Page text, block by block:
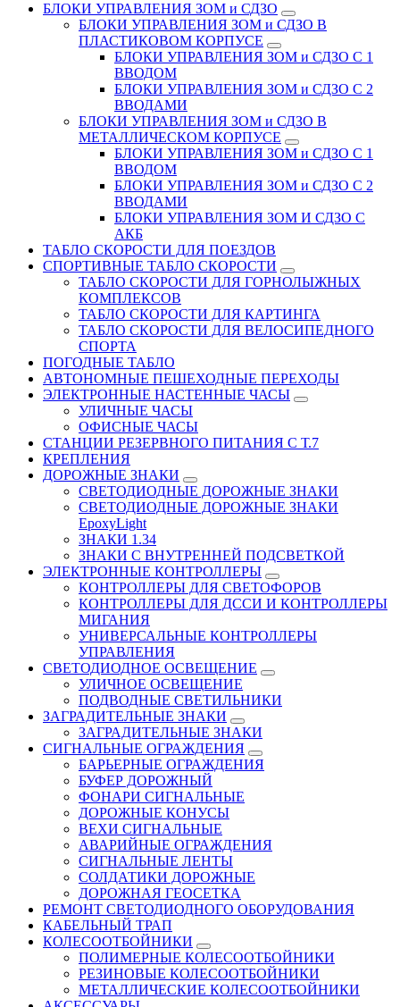
БЛОКИ УПРАВЛЕНИЯ ЗОМ и СДЗО
БЛОКИ УПРАВЛЕНИЯ ЗОМ и СДЗО В
ПЛАСТИКОВОМ КОРПУСЕ
БЛОКИ УПРАВЛЕНИЯ ЗОМ и СДЗО С 1
ВВОДОМ
БЛОКИ УПРАВЛЕНИЯ ЗОМ и СДЗО С 2
ВВОДАМИ
БЛОКИ УПРАВЛЕНИЯ ЗОМ и СДЗО В
МЕТАЛЛИЧЕСКОМ КОРПУСЕ
БЛОКИ УПРАВЛЕНИЯ ЗОМ и СДЗО С 1
ВВОДОМ
БЛОКИ УПРАВЛЕНИЯ ЗОМ и СДЗО С 2
ВВОДАМИ
БЛОКИ УПРАВЛЕНИЯ ЗОМ И СДЗО С
АКБ
ТАБЛО СКОРОСТИ ДЛЯ ПОЕЗДОВ
СПОРТИВНЫЕ ТАБЛО СКОРОСТИ
ТАБЛО СКОРОСТИ ДЛЯ ГОРНОЛЫЖНЫХ
КОМПЛЕКСОВ
ТАБЛО СКОРОСТИ ДЛЯ КАРТИНГА
ТАБЛО СКОРОСТИ ДЛЯ ВЕЛОСИПЕДНОГО
СПОРТА
ПОГОДНЫЕ ТАБЛО
АВТОНОМНЫЕ ПЕШЕХОДНЫЕ ПЕРЕХОДЫ
ЭЛЕКТРОННЫЕ НАСТЕННЫЕ ЧАСЫ
УЛИЧНЫЕ ЧАСЫ
ОФИСНЫЕ ЧАСЫ
СТАНЦИИ РЕЗЕРВНОГО ПИТАНИЯ С Т.7
КРЕПЛЕНИЯ
ДОРОЖНЫЕ ЗНАКИ
СВЕТОДИОДНЫЕ ДОРОЖНЫЕ ЗНАКИ
СВЕТОДИОДНЫЕ ДОРОЖНЫЕ ЗНАКИ
EpoxyLight
ЗНАКИ 1.34
ЗНАКИ С ВНУТРЕННЕЙ ПОДСВЕТКОЙ
ЭЛЕКТРОННЫЕ КОНТРОЛЛЕРЫ
КОНТРОЛЛЕРЫ ДЛЯ СВЕТОФОРОВ
КОНТРОЛЛЕРЫ ДЛЯ ДССИ И КОНТРОЛЛЕРЫ
МИГАНИЯ
УНИВЕРСАЛЬНЫЕ КОНТРОЛЛЕРЫ
УПРАВЛЕНИЯ
СВЕТОДИОДНОЕ ОСВЕЩЕНИЕ
УЛИЧНОЕ ОСВЕЩЕНИЕ
ПОДВОДНЫЕ СВЕТИЛЬНИКИ
ЗАГРАДИТЕЛЬНЫЕ ЗНАКИ
ЗАГРАДИТЕЛЬНЫЕ ЗНАКИ
СИГНАЛЬНЫЕ ОГРАЖДЕНИЯ
БАРЬЕРНЫЕ ОГРАЖДЕНИЯ
БУФЕР ДОРОЖНЫЙ
ФОНАРИ СИГНАЛЬНЫЕ
ДОРОЖНЫЕ КОНУСЫ
ВЕХИ СИГНАЛЬНЫЕ
АВАРИЙНЫЕ ОГРАЖДЕНИЯ
СИГНАЛЬНЫЕ ЛЕНТЫ
СОЛДАТИКИ ДОРОЖНЫЕ
ДОРОЖНАЯ ГЕОСЕТКА
РЕМОНТ СВЕТОДИОДНОГО ОБОРУДОВАНИЯ
КАБЕЛЬНЫЙ ТРАП
КОЛЕСООТБОЙНИКИ
ПОЛИМЕРНЫЕ КОЛЕСООТБОЙНИКИ
РЕЗИНОВЫЕ КОЛЕСООТБОЙНИКИ
МЕТАЛЛИЧЕСКИЕ КОЛЕСООТБОЙНИКИ